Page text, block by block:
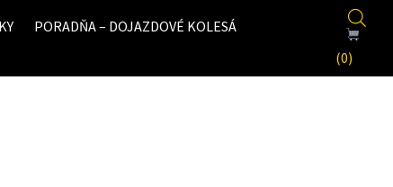
PORADŇA – DOJAZDOVÉ KOLESÁ
(0)